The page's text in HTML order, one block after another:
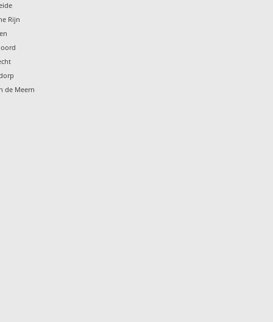
Rijn
de Meern